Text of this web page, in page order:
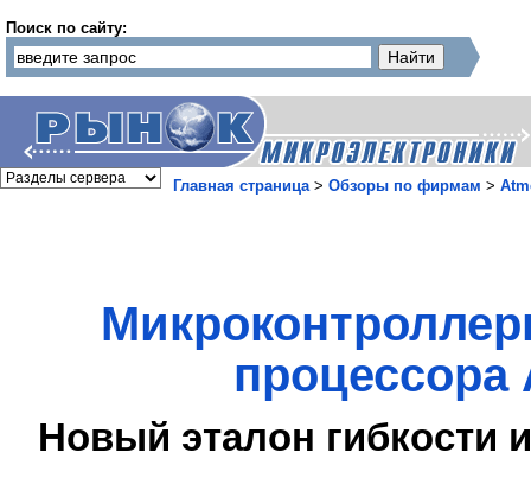
Поиск по сайту:
Главная страница> Обзоры по фирмам >
процессора
Новый эталон гибкости